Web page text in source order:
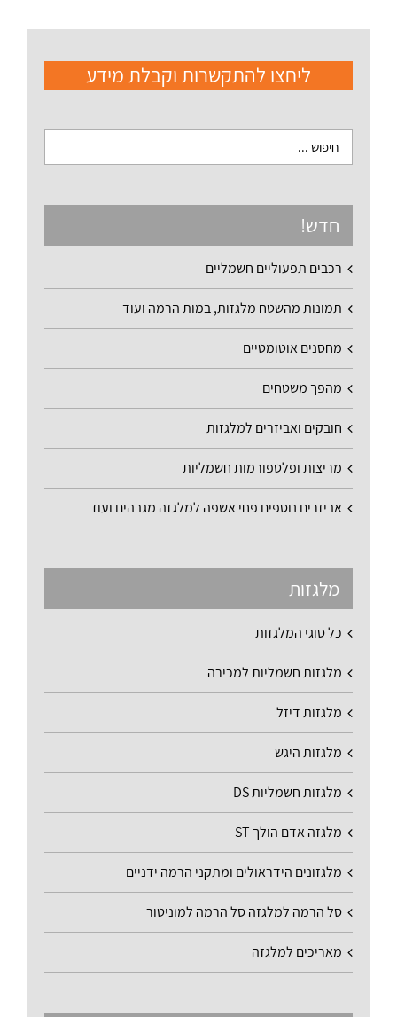
ליחצו להתקשרות וקבלת מידע
חדש!
רכבים תפעוליים חשמליים
תמונות מהשטח מלגזות, במות הרמה ועוד
מחסנים אוטומטיים
מהפך משטחים
חובקים ואביזרים למלגזות
מריצות ופלטפורמות חשמליות
אביזרים נוספים פחי אשפה למלגזה מגבהים ועוד
מלגזות
כל סוגי המלגזות
מלגזות חשמליות למכירה
מלגזות דיזל
מלגזות היגש
מלגזות חשמליות DS
מלגזה אדם הולך ST
מלגזונים הידראולים ומתקני הרמה ידניים
סל הרמה למלגזה סל הרמה למוניטור
מאריכים למלגזה